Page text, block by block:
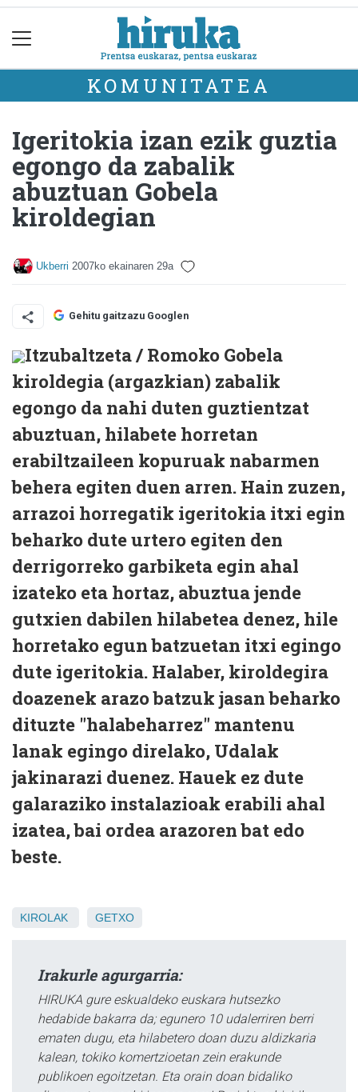
KOMUNITATEA
Igeritokia izan ezik guztia
egongo da zabalik
abuztuan Gobela
kiroldegian
Ukberri 2007ko ekainaren 29a
Gehitu gaitzazu Googlen
Itzubaltzeta / Romoko Gobela
kiroldegia (argazkian) zabalik
egongo da nahi duten guztientzat
abuztuan, hilabete horretan
erabiltzaileen kopuruak nabarmen
behera egiten duen arren. Hain zuzen,
arrazoi horregatik igeritokia itxi egin
beharko dute urtero egiten den
derrigorreko garbiketa egin ahal
izateko eta hortaz, abuztua jende
gutxien dabilen hilabetea denez, hile
horretako egun batzuetan itxi egingo
dute igeritokia. Halaber, kiroldegira
doazenek arazo batzuk jasan beharko
dituzte "halabeharrez" mantenu
lanak egingo direlako, Udalak
jakinarazi duenez. Hauek ez dute
galaraziko instalazioak erabili ahal
izatea, bai ordea arazoren bat edo
beste.
KIROLAK GETXO
Irakurle agurgarria:
HIRUKA gure eskualdeko euskara hutsezko
hedabide bakarra da; egunero 10 udalerriren berri
ematen dugu, eta hilabetero doan duzu aldizkaria
kalean, tokiko komertzioetan zein erakunde
publikoen egoitzetan. Eta orain doan bidaliko